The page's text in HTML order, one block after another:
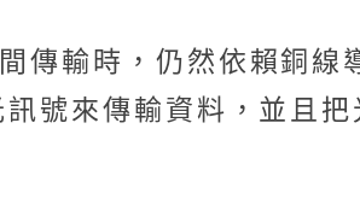
輸時，仍然依賴銅線
號來傳輸資料，並且